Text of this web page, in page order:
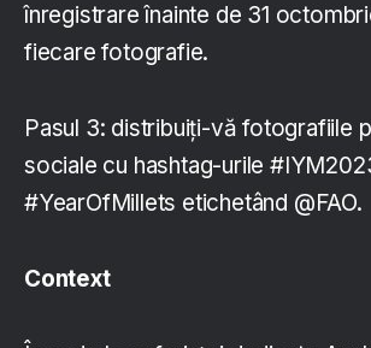
înregistrare înainte de 31
fiecare fotografie.
Pasul 3: distribuiți-vă fotografiile
sociale cu hashtag-urile
#YearOfMillets etichetând @FAO.
Context